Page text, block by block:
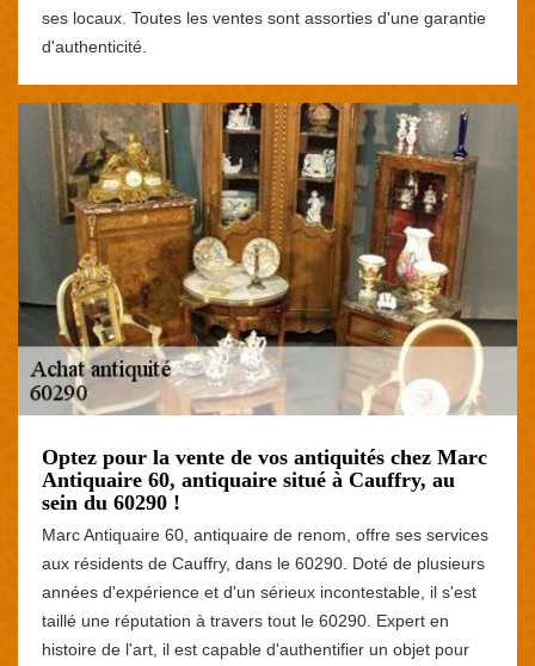
ses locaux. Toutes les ventes sont assorties d'une garantie
d'authenticité.
Optez pour la vente de vos antiquités chez Marc
Antiquaire 60, antiquaire situé à Cauffry, au
sein du 60290 !
Marc Antiquaire 60, antiquaire de renom, offre ses services
aux résidents de Cauffry, dans le 60290. Doté de plusieurs
années d'expérience et d'un sérieux incontestable, il s'est
taillé une réputation à travers tout le 60290. Expert en
histoire de l'art, il est capable d'authentifier un objet pour